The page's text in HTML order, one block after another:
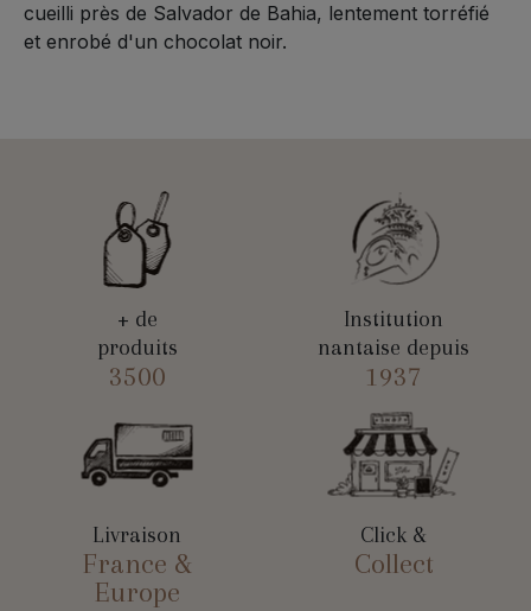
cueilli près de Salvador de Bahia, lentement torréfié
et enrobé d'un chocolat noir.
+ de
produits
3500
Institution
nantaise depuis
1937
Livraison
France &
Europe
Click &
Collect